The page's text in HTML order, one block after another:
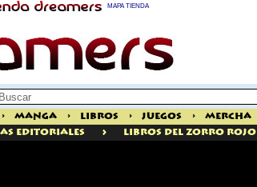
MAPA TIENDA
> Manga > Libros > Juegos > Mercha
Editoriales > Libros Del Zorro Rojo